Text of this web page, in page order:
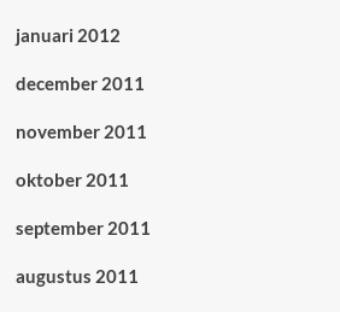
januari 2012
december 2011
november 2011
oktober 2011
september 2011
augustus 2011